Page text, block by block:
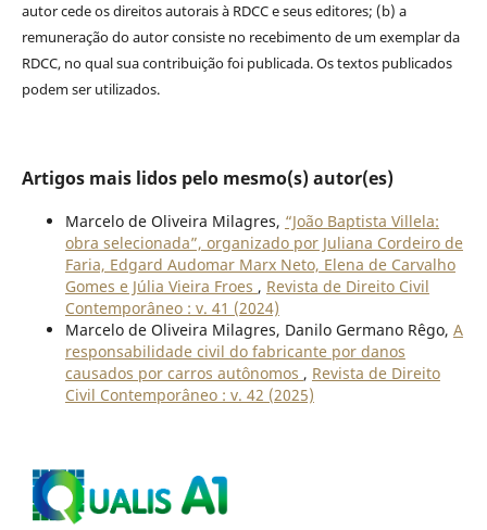
autor cede os direitos autorais à RDCC e seus editores; (b) a
remuneração do autor consiste no recebimento de um exemplar da
RDCC, no qual sua contribuição foi publicada. Os textos publicados
podem ser utilizados.
Artigos mais lidos pelo mesmo(s) autor(es)
Marcelo de Oliveira Milagres, “João Baptista Villela:
obra selecionada”, organizado por Juliana Cordeiro de
Faria, Edgard Audomar Marx Neto, Elena de Carvalho
Gomes e Júlia Vieira Froes , Revista de Direito Civil
Contemporâneo : v. 41 (2024)
Marcelo de Oliveira Milagres, Danilo Germano Rêgo, A
responsabilidade civil do fabricante por danos
causados por carros autônomos , Revista de Direito
Civil Contemporâneo : v. 42 (2025)